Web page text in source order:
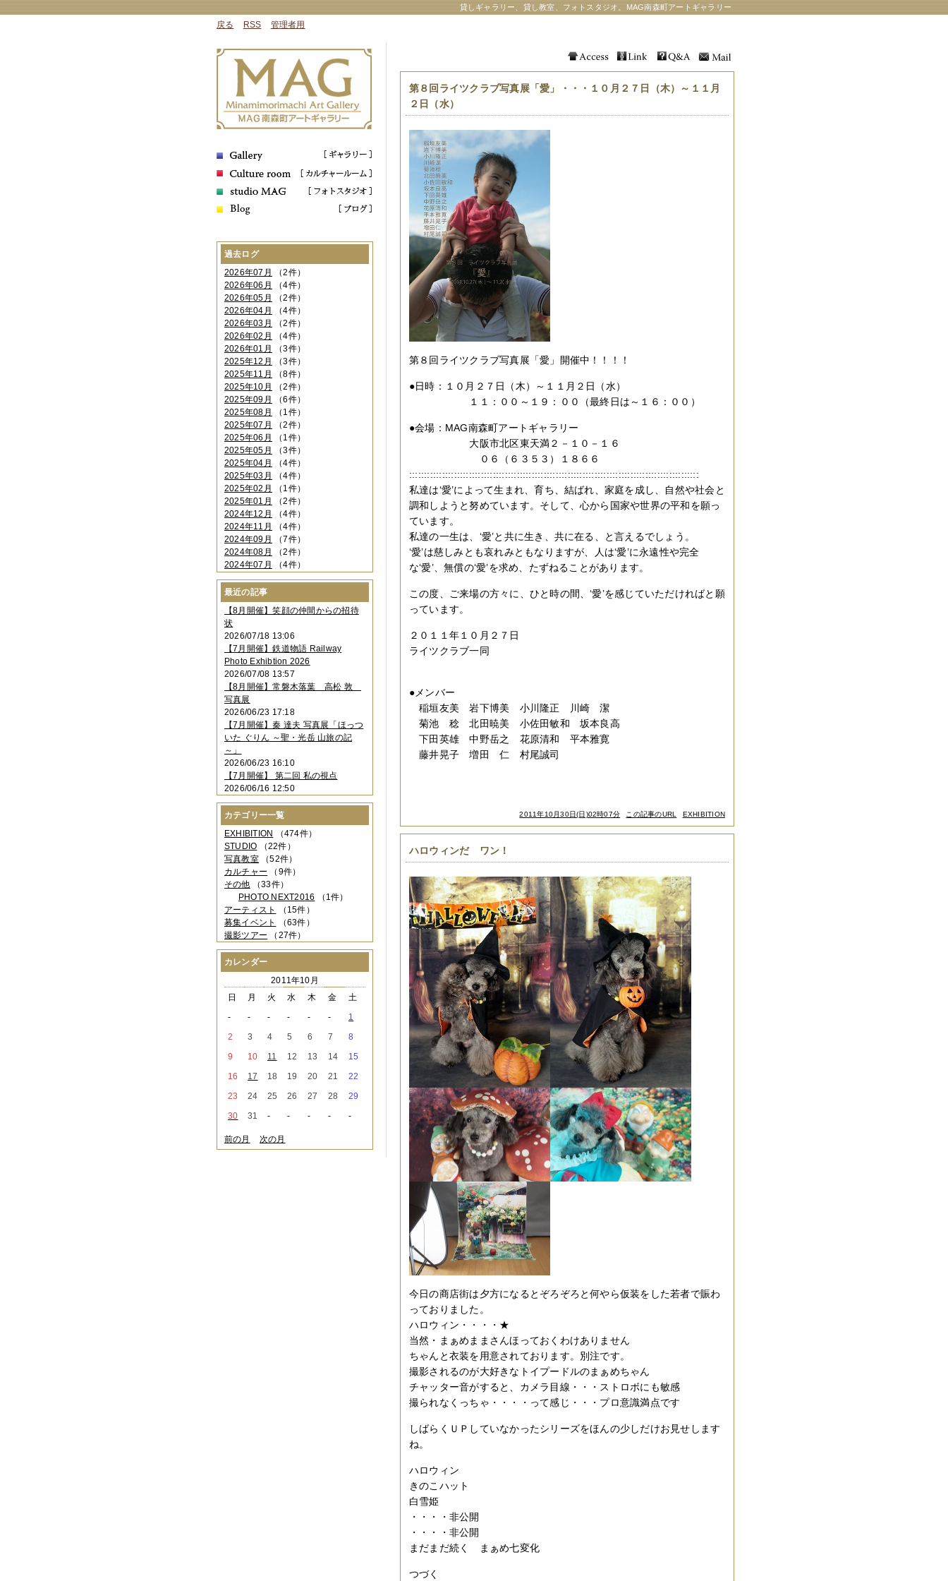
貸しギャラリー、貸し教室、フォトスタジオ。MAG南森町アートギャラリー
戻る RSS 管理者用
第８回ライツクラブ写真展「愛」・・・１０月２７日（木）～１１月
２日（水）
第８回ライツクラブ写真展「愛」開催中！！！！
●日時：１０月２７日（木）～１１月２日（水）
１１：００～１９：００（最終日は～１６：００）
●会場：MAG南森町アートギャラリー
大阪市北区東天満２－１０－１６
０６（６３５３）１８６６
:::::::::::::::::::::::::::::::::::::::::::::::::::::::::::::::::::::::::::::::::::::::::::::::::
私達は‘愛’によって生まれ、育ち、結ばれ、家庭を成し、自然や社会と
調和しようと努めています。そして、心から国家や世界の平和を願っ
ています。
私達の一生は、‘愛’と共に生き、共に在る、と言えるでしょう。
‘愛’は慈しみとも哀れみともなりますが、人は‘愛’に永遠性や完全
な‘愛’、無償の‘愛’を求め、たずねることがあります。
この度、ご来場の方々に、ひと時の間、‘愛’を感じていただければと願
っています。
２０１１年１０月２７日
ライツクラブ一同
●メンバー
稲垣友美 岩下博美 小川隆正 川崎 潔
菊池 稔 北田暁美 小佐田敏和 坂本良高
下田英雄 中野岳之 花原清和 平本雅寛
藤井晃子 増田 仁 村尾誠司
2011年10月30日(日)02時07分 この記事のURL EXHIBITION
ハロウィンだ ワン！
今日の商店街は夕方になるとぞろぞろと何やら仮装をした若者で賑わ
っておりました。
ハロウィン・・・・★
当然・まぁめままさんほっておくわけありません
ちゃんと衣装を用意されております。別注です。
撮影されるのが大好きなトイプードルのまぁめちゃん
チャッター音がすると、カメラ目線・・・ストロボにも敏感
撮られなくっちゃ・・・・って感じ・・・プロ意識満点です
しばらくＵＰしていなかったシリーズをほんの少しだけお見せします
ね。
ハロウィン
きのこハット
白雪姫
・・・・非公開
・・・・非公開
まだまだ続く まぁめ七変化
つづく
過去ログ
2026年07月
（2件）
2026年06月
（4件）
2026年05月
（2件）
2026年04月
（4件）
2026年03月
（2件）
2026年02月
（4件）
2026年01月
（3件）
2025年12月
（3件）
2025年11月
（8件）
2025年10月
（2件）
2025年09月
（6件）
2025年08月
（1件）
2025年07月
（2件）
2025年06月
（1件）
2025年05月
（3件）
2025年04月
（4件）
2025年03月
（4件）
2025年02月
（1件）
2025年01月
（2件）
2024年12月
（4件）
2024年11月
（4件）
2024年09月
（7件）
2024年08月
（2件）
2024年07月
（4件）
2024年06月（4件）
2024年04月
2024年03月（3件）
2024年02月（2件）
2023年12月
2023年11月 （4件）
2023年10月（3件）
2023年09月（4件）
2023年08月 （1件）
2023年06月（3件）
2023年05月
2023年04月 （2件）
2023年03月（5件）
2023年02月（3件）
2023年01月
2022年12月 （3件）
2022年11月（2件）
2022年10月（4件）
2022年09月（2件）
2022年08月
（3件）
2022年07月（3件）
2022年05月（4件）
2022年04月（2件）
2022年03月
（5件）
2022年02月（3件）
2022年01月（3件）
2021年12月（2件）
2021年11月（3件）
2021年10月
（1件）
2021年08月
2021年07月（1件）
2021年06月（3件）
2021年05月（2件）
2021年02月 （1件）
2020年12月（3件）
2020年11月 （6件）
2020年09月（5件）
2020年08月
2020年06月（2件）
2020年04月（4件）
最近の記事
【8月開催】笑顔の仲間からの招待
状
2026/07/18 13:06
【7月開催】鉄道物語 Railway
Photo Exhibtion 2026
2026/07/08 13:57
【8月開催】常磐木落葉 高松 敦
写真展
2026/06/23 17:18
【7月開催】秦 達夫 写真展「ほっつ
いた ぐりん ～聖・光岳 山旅の記
～」
2026/06/23 16:10
【7月開催】 第二回 私の視点
2026/06/16 12:50
カテゴリー一覧
EXHIBITION （474件）
STUDIO （22件）
写真教室（52件）
カルチャー （9件）
その他 （33件）
PHOTO NEXT2016 （1件）
アーティスト
（15件）
募集イベント
（63件）
撮影ツアー （27件）
カレンダー
2011年10月
日
月 火 水 木 金
土
-
- - - - -
1
2
3 4 5 6 7
8
9
10 11 12 13 14
15
16
17 18 19 20 21
22
23
24 25 26 27 28
29
30
31 - - - - -
前の月 次の月